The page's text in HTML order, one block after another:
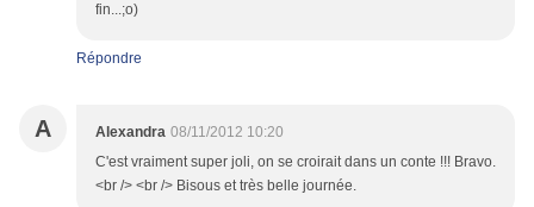
fin...;o)
Répondre
A Alexandra 08/11/2012 10:20
C'est vraiment super joli, on se croirait dans un conte !!! Bravo.
<br /> <br /> Bisous et très belle journée.